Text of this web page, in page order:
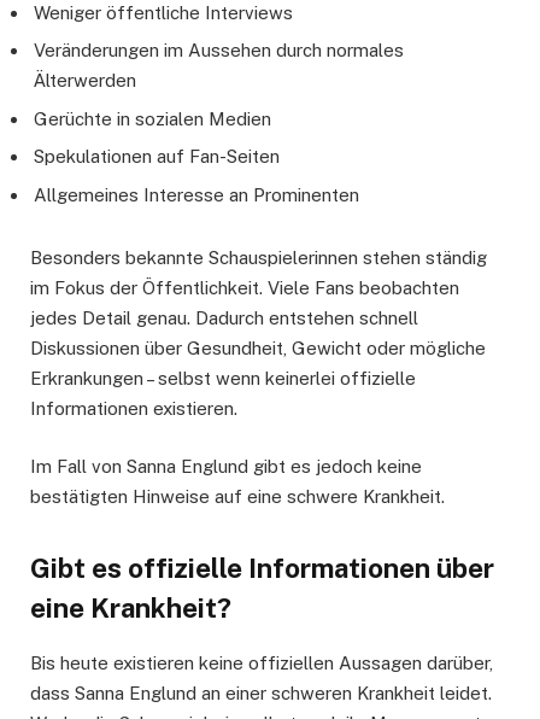
Weniger öffentliche Interviews
Veränderungen im Aussehen durch normales
Älterwerden
Gerüchte in sozialen Medien
Spekulationen auf Fan-Seiten
Allgemeines Interesse an Prominenten
Besonders bekannte Schauspielerinnen stehen ständig
im Fokus der Öffentlichkeit. Viele Fans beobachten
jedes Detail genau. Dadurch entstehen schnell
Diskussionen über Gesundheit, Gewicht oder mögliche
Erkrankungen – selbst wenn keinerlei offizielle
Informationen existieren.
Im Fall von Sanna Englund gibt es jedoch keine
bestätigten Hinweise auf eine schwere Krankheit.
Gibt es offizielle Informationen über
eine Krankheit?
Bis heute existieren keine offiziellen Aussagen darüber,
dass Sanna Englund an einer schweren Krankheit leidet.